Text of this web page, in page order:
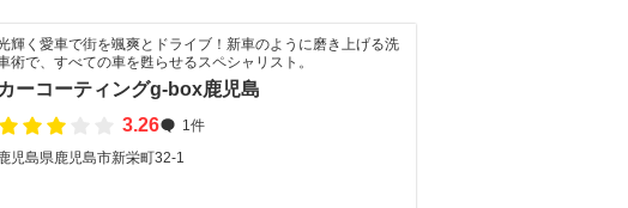
輝く愛車で街を颯爽とドライブ！新車のように磨き上げる洗
術で、すべての車を甦らせるスペシャリスト。
カーコーティングg-box鹿児島
3.26
1件
児島県鹿児島市新栄町32-1